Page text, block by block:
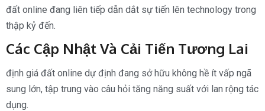
đất online đang liên tiếp dẫn dắt sự tiến lên technology trong
thập kỷ đến.
Các Cập Nhật Và Cải Tiến Tương Lai
định giá đất online dự định đang sở hữu không hề ít vấp ngã
sung lớn, tập trung vào câu hỏi tăng năng suất với lan rộng tác
dụng.